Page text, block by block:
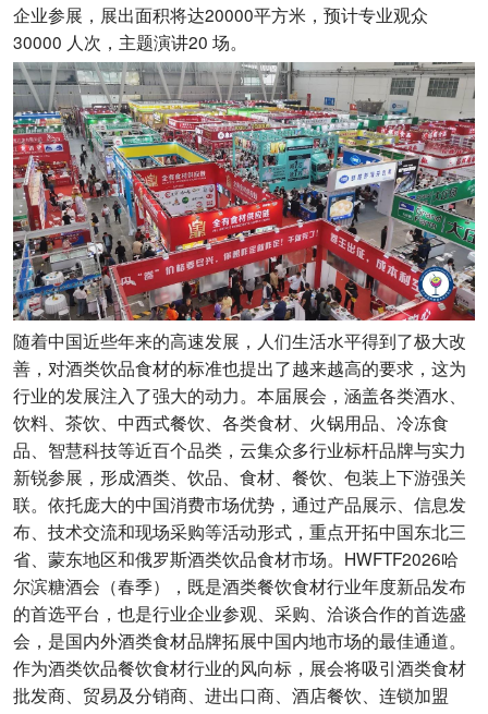
企业参展，展出面积将达20000平方米，预计专业观众
30000 人次，主题演讲20 场。
随着中国近些年来的高速发展，人们生活水平得到了极大改
善，对酒类饮品食材的标准也提出了越来越高的要求，这为
行业的发展注入了强大的动力。本届展会，涵盖各类酒水、
饮料、茶饮、中西式餐饮、各类食材、火锅用品、冷冻食
品、智慧科技等近百个品类，云集众多行业标杆品牌与实力
新锐参展，形成酒类、饮品、食材、餐饮、包装上下游强关
联。依托庞大的中国消费市场优势，通过产品展示、信息发
布、技术交流和现场采购等活动形式，重点开拓中国东北三
省、蒙东地区和俄罗斯酒类饮品食材市场。HWFTF2026哈
尔滨糖酒会（春季），既是酒类餐饮食材行业年度新品发布
的首选平台，也是行业企业参观、采购、洽谈合作的首选盛
会，是国内外酒类食材品牌拓展中国内地市场的最佳通道。
作为酒类饮品餐饮食材行业的风向标，展会将吸引酒类食材
批发商、贸易及分销商、进出口商、酒店餐饮、连锁加盟